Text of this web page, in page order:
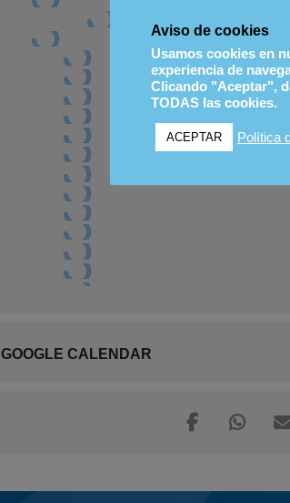
GOOGLE CALENDAR
Aviso de cookies
Usamos cookies en
experiencia de
Clicando "Aceptar",
TODAS las cookies.
ACEPTAR Política